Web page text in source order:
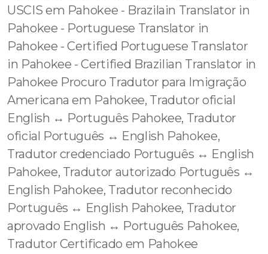
USCIS em Pahokee - Brazilain Translator in
Pahokee - Portuguese Translator in
Pahokee - Certified Portuguese Translator
in Pahokee - Certified Brazilian Translator in
Pahokee Procuro Tradutor para Imigração
Americana em Pahokee, Tradutor oficial
English ↔️ Português Pahokee, Tradutor
oficial Português ↔️ English Pahokee,
Tradutor credenciado Português ↔️ English
Pahokee, Tradutor autorizado Português ↔️
English Pahokee, Tradutor reconhecido
Português ↔️ English Pahokee, Tradutor
aprovado English ↔️ Português Pahokee,
Tradutor Certificado em Pahokee